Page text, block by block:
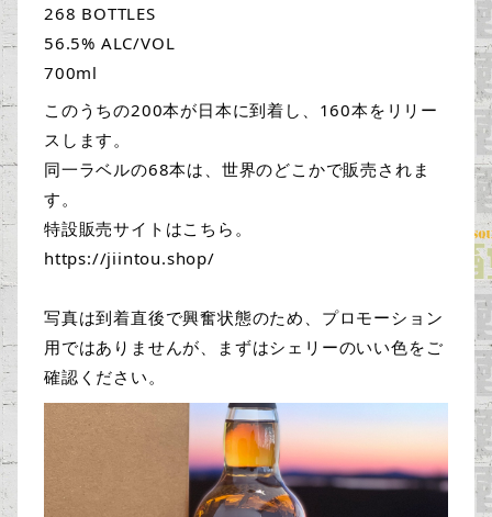
268 BOTTLES
56.5% ALC/VOL
700ml
このうちの200本が日本に到着し、160本をリリー
スします。
同一ラベルの68本は、世界のどこかで販売されま
す。
特設販売サイトはこちら。
https://jiintou.shop/
写真は到着直後で興奮状態のため、プロモーション
用ではありませんが、まずはシェリーのいい色をご